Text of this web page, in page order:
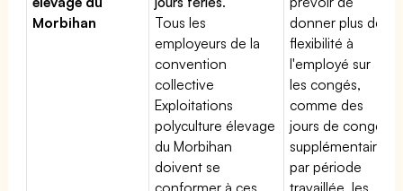
Morbihan
Tous les
employeurs de la
convention
collective
Exploitations
polyculture élevage
du Morbihan
doivent se
conformer à ces
donner plus de
flexibilité à
l'employé sur
les congés,
comme des
jours de congé
supplémentaires
par période
travaillée, les